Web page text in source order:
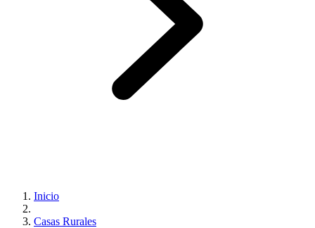
Inicio
Casas Rurales